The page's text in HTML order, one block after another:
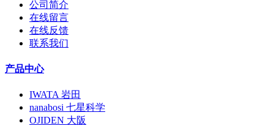
公司简介
在线留言
在线反馈
联系我们
产品中心
IWATA 岩田
nanabosi 七星科学
OJIDEN 大阪